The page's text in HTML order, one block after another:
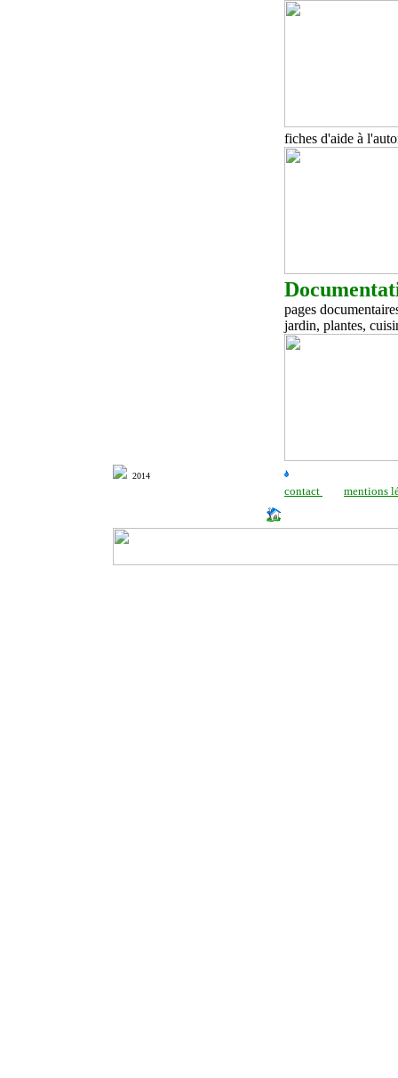
fiches d'aide à
pages
jardin, plantes,
2014
contact mentions